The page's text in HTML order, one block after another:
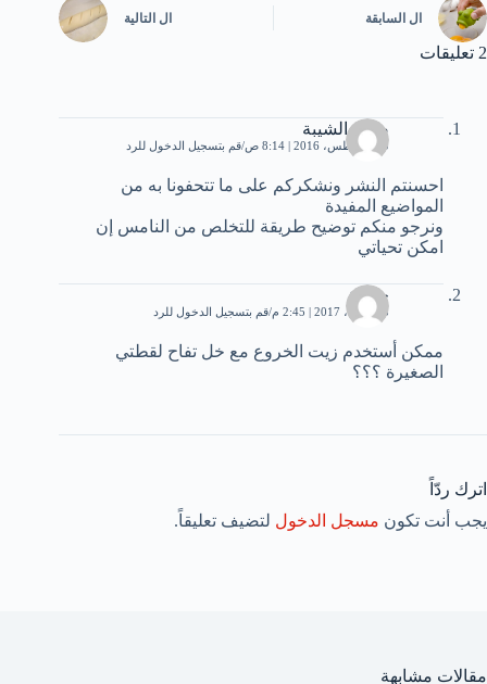
ال السابقة ال التالية
2 تعليقات
صالح الشيبة
30 أغسطس، 2016 | 8:14 ص قم بتسجيل الدخول للرد
احسنتم النشر ونشكركم على ما تتحفونا به من
المواضيع المفيدة
ونرجو منكم توضيح طريقة للتخلص من النامس إن
امكن تحياتي
حليمة
25 أبريل، 2017 | 2:45 م قم بتسجيل الدخول للرد
ممكن أستخدم زيت الخروع مع خل تفاح لقطتي
الصغيرة ؟؟؟
اترك ردّاً
يجب أنت تكون مسجل الدخول لتضيف تعليقاً.
مقالات مشابهة